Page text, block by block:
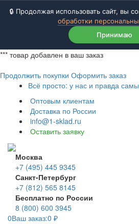
🔒 Продолжая использовать сайт, вы
обработки
Принимаю
*** товар добавлен в ваш заказ
Продолжить покупки Оформить заказ
Всё просто: у нас и правда
Оптовым клиентам
Доставка по России
info@1-sklad.ru
Оставить заявку
Москва
+7 (495) 445 9345
Санкт-Петербург
+7 (812) 565 8145
Бесплатно по России
8 (800) 600 3945
0Ваш заказ:0 ₽